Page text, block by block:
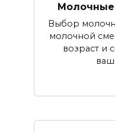
Молочные
Выбор
молочной
возраст и